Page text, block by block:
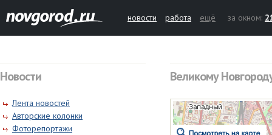
новости работа ещё за окном:
Новости
Лента новостей
Авторские колонки
Фоторепортажи
Великому